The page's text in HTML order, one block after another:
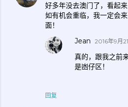
好多年没去澳门了，看起
如有机会重临，我一定会
面！
回复
Jean 2016年9月
真的，跟我之前
是凼仔区！